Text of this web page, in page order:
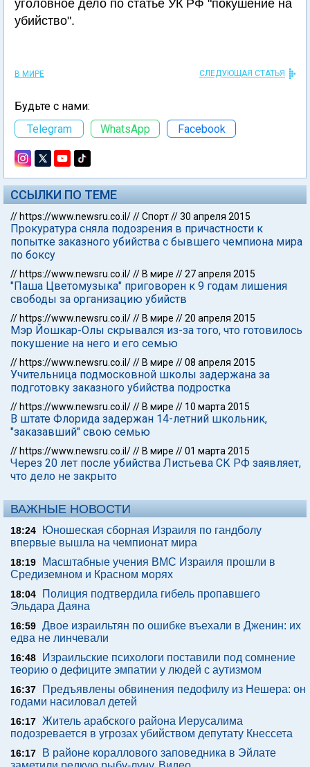
уголовное дело по статье УК РФ "покушение на
убийство".
В МИРЕ СЛЕДУЮЩАЯ СТАТЬЯ
Будьте с нами:
Telegram
WhatsApp Facebook
ССЫЛКИ ПО ТЕМЕ
// https://www.newsru.co.il///Спорт//30 апреля 2015
Прокуратура сняла подозрения в причастности к
попытке заказного убийства с бывшего чемпиона мира
по боксу
// https://www.newsru.co.il/// В мире //27 апреля 2015
"Паша Цветомузыка" приговорен к 9 годам лишения
свободы за организацию убийств
// https://www.newsru.co.il/// В мире //20 апреля 2015
Мэр Йошкар-Олы скрывался из-за того, что готовилось
покушение на него и его семью
// https://www.newsru.co.il/// В мире //08 апреля 2015
Учительница подмосковной школы задержана за
подготовку заказного убийства подростка
// https://www.newsru.co.il/// В мире // 10 марта 2015
В штате Флорида задержан 14-летний школьник,
"заказавший" свою семью
// https://www.newsru.co.il/// В мире //01 марта 2015
Через 20 лет после убийства Листьева СК РФ заявляет,
что дело не закрыто
ВАЖНЫЕ НОВОСТИ
18:24
Юношеская сборная Израиля по гандболу
впервые вышла на чемпионат мира
18:19
Масштабные учения ВМС Израиля прошли в
Средиземном и Красном морях
18:04
Полиция подтвердила гибель пропавшего
Эльдара Даяна
16:59 Двое израильтян по ошибке въехали в Дженин: их
едва не линчевали
16:48
Израильские психологи поставили под сомнение
теорию о дефиците эмпатии у людей с аутизмом
16:37
Предъявлены обвинения педофилу из Нешера: он
годами насиловал детей
16:17 Житель арабского района Иерусалима
подозревается в угрозах убийством депутату Кнессета
16:17
В районе кораллового заповедника в Эйлате